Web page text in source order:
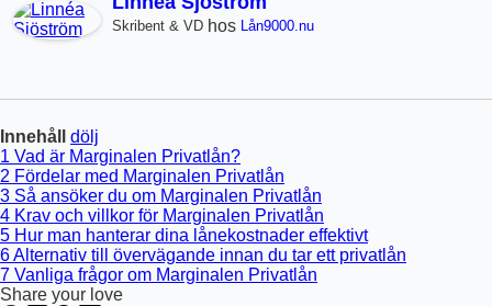
Skribent & VD hos Lån9000.nu
Innehåll
dölj
1 Vad är Marginalen Privatlån?
2 Fördelar med Marginalen Privatlån
3 Så ansöker du om Marginalen Privatlån
4 Krav och villkor för Marginalen Privatlån
5 Hur man hanterar dina lånekostnader effektivt
6Alternativ till övervägande innan du tar ett privatlån
7 Vanliga frågor om Marginalen Privatlån
Share your love